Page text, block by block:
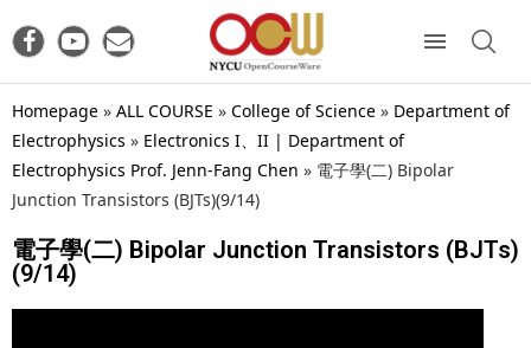
Homepage » ALL COURSE » College of Science » Department of
Electrophysics » Electronics I、II | Department of
Electrophysics Prof. Jenn-Fang Chen » 電子學(二) Bipolar
Junction Transistors (BJTs)(9/14)
電子學(二) Bipolar Junction Transistors (BJTs)
(9/14)